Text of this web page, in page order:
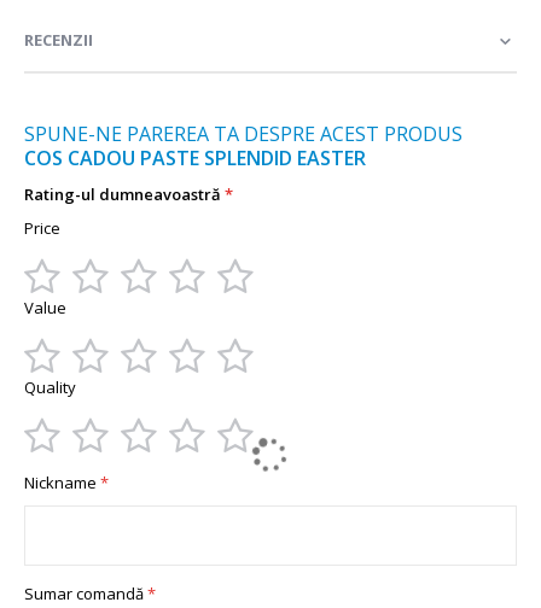
RECENZII
SPUNE-NE PAREREA TA DESPRE ACEST PRODUS
COS CADOU PASTE SPLENDID EASTER
Rating-ul dumneavoastră
Price
1
2
3
4
5
Value
1
2
3
4
5
Quality
star
stars
stars
stars
stars
Nickname
Sumar comandă